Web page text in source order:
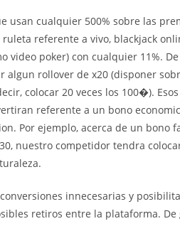
usan cualquier 500% sobre las
referente a vivo, blackjack
video poker) con cualquier 11%.
algun rollover de x20 (disponer
colocar 20 veces los 100�).
referente a un bono
Por ejemplo, acerca de un bono
nuestro competidor tendra
innecesarias y
retiros entre la plataforma. De